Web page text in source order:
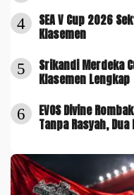
4
SEA V Cup 2026
Klasemen
5
Srikandi Merdeka
Klasemen Lengkap
6
EVOS Divine
Tanpa Rasyah,